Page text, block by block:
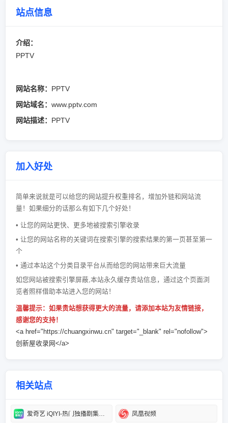
站点信息
介绍：
PPTV
网站名称： PPTV
网站域名： www.pptv.com
网站描述： PPTV
加入好处
简单来说就是可以给您的网站提升权重排名，增加外链和网站流
量！如果细分的话那么有如下几个好处！
• 让您的网站更快、更多地被搜索引擎收录
• 让您的网站名称的关键词在搜索引擎的搜索结果的第一页甚至第一
个
• 通过本站这个分类目录平台从而给您的网站带来巨大流量
如您网站被搜索引擎屏蔽,本站永久缓存贵站信息，通过这个页面浏
览者照样借助本站进入您的网站！
温馨提示：如果贵站想获得更大的流量，请添加本站为友情链接，
感谢您的支持！
<a href="https://chuangxinwu.cn" target="_blank" rel="nofollow">
创新屋收录网</a>
相关站点
凤凰视频